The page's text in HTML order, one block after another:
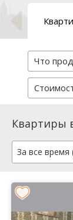
Что
Квартиры
За все время